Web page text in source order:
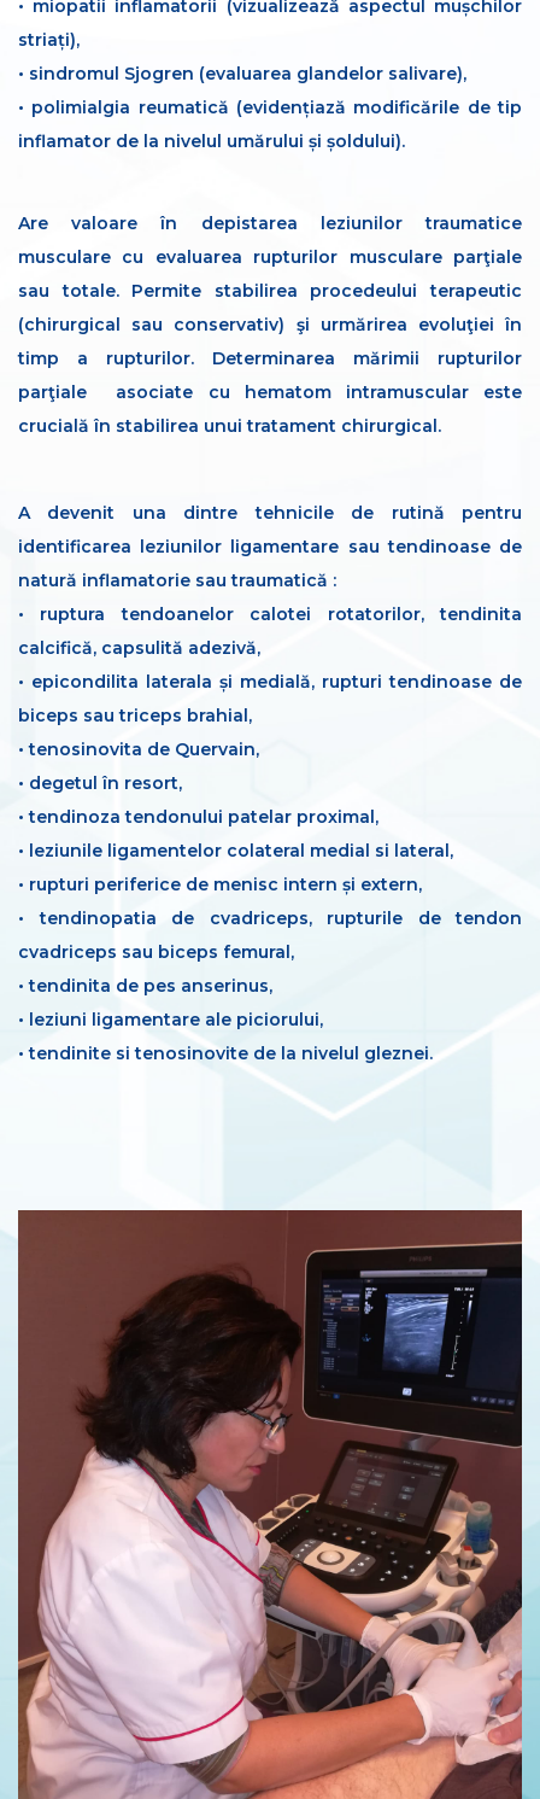
• miopatii inflamatorii (vizualizează aspectul mușchilor
striați),
• sindromul Sjogren (evaluarea glandelor salivare),
• polimialgia reumatică (evidențiază modificările de tip
inflamator de la nivelul umărului și șoldului).
Are valoare în depistarea leziunilor traumatice
musculare cu evaluarea rupturilor musculare parţiale
sau totale. Permite stabilirea procedeului terapeutic
(chirurgical sau conservativ) şi urmărirea evoluţiei în
timp a rupturilor. Determinarea mărimii rupturilor
parţiale asociate cu hematom intramuscular este
crucială în stabilirea unui tratament chirurgical.
A devenit una dintre tehnicile de rutină pentru
identificarea leziunilor ligamentare sau tendinoase de
natură inflamatorie sau traumatică :
• ruptura tendoanelor calotei rotatorilor, tendinita
calcifică, capsulită adezivă,
• epicondilita laterala și medială, rupturi tendinoase de
biceps sau triceps brahial,
• tenosinovita de Quervain,
• degetul în resort,
• tendinoza tendonului patelar proximal,
• leziunile ligamentelor colateral medial si lateral,
• rupturi periferice de menisc intern și extern,
• tendinopatia de cvadriceps, rupturile de tendon
cvadriceps sau biceps femural,
• tendinita de pes anserinus,
• leziuni ligamentare ale piciorului,
• tendinite si tenosinovite de la nivelul gleznei.